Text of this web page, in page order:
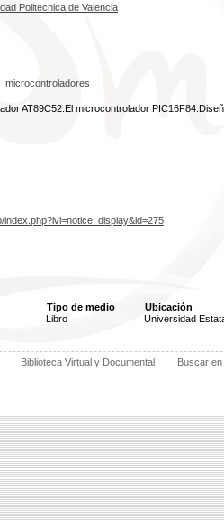
Politecnica de Valencia
microcontroladores
AT89C52.El microcontrolador
Tipo de medio Ubicación
Libro Universidad
Biblioteca Virtual y Documental Buscar en